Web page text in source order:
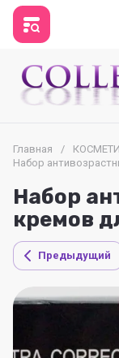
Главная /
Набор
Набор
кремов
Предыдущий